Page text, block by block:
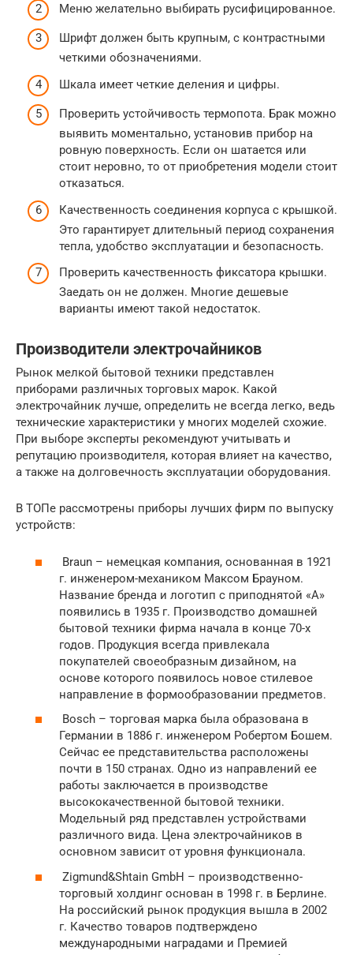
Меню желательно выбирать русифицированное.
Шрифт должен быть крупным, с контрастными
четкими обозначениями.
Шкала имеет четкие деления и цифры.
Проверить устойчивость термопота. Брак можно
выявить моментально, установив прибор на
ровную поверхность. Если он шатается или
стоит неровно, то от приобретения модели стоит
отказаться.
Качественность соединения корпуса с крышкой.
Это гарантирует длительный период сохранения
тепла, удобство эксплуатации и безопасность.
Проверить качественность фиксатора крышки.
Заедать он не должен. Многие дешевые
варианты имеют такой недостаток.
Производители электрочайников
Рынок мелкой бытовой техники представлен
приборами различных торговых марок. Какой
электрочайник лучше, определить не всегда легко, ведь
технические характеристики у многих моделей схожие.
При выборе эксперты рекомендуют учитывать и
репутацию производителя, которая влияет на качество,
а также на долговечность эксплуатации оборудования.
В ТОПе рассмотрены приборы лучших фирм по выпуску
устройств:
Braun – немецкая компания, основанная в 1921
г. инженером-механиком Максом Брауном.
Название бренда и логотип с приподнятой «А»
появились в 1935 г. Производство домашней
бытовой техники фирма начала в конце 70-х
годов. Продукция всегда привлекала
покупателей своеобразным дизайном, на
основе которого появилось новое стилевое
направление в формообразовании предметов.
Bosch – торговая марка была образована в
Германии в 1886 г. инженером Робертом Бошем.
Сейчас ее представительства расположены
почти в 150 странах. Одно из направлений ее
работы заключается в производстве
высококачественной бытовой техники.
Модельный ряд представлен устройствами
различного вида. Цена электрочайников в
основном зависит от уровня функционала.
Zigmund&Shtain GmbH – производственно-
торговый холдинг основан в 1998 г. в Берлине.
На российский рынок продукция вышла в 2002
г. Качество товаров подтверждено
международными наградами и Премией